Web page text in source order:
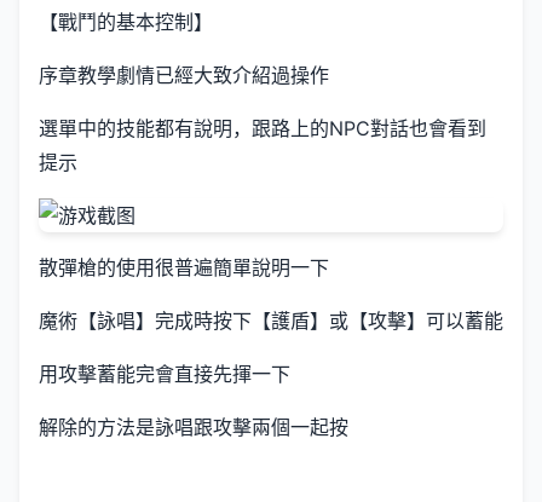
【戰鬥的基本控制】
序章教學劇情已經大致介紹過操作
選單中的技能都有說明，跟路上的NPC對話也會看到
提示
散彈槍的使用很普遍簡單說明一下
魔術【詠唱】完成時按下【護盾】或【攻擊】可以蓄能
用攻擊蓄能完會直接先揮一下
解除的方法是詠唱跟攻擊兩個一起按